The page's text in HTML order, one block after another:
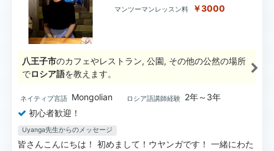
マンツーマンレッスン料 ￥3000
八王子市のカフェやレストラン, 公園, その他の公然の場所
でロシア語を教えます。
ネイティブ言語 Mongolian ロシア語講師経験
2年～3年
初心者歓迎！
Uyanga先生からのメッセージ
皆さんこんにちは！ 初めまして！ウヤンガです！ 一緒にわた